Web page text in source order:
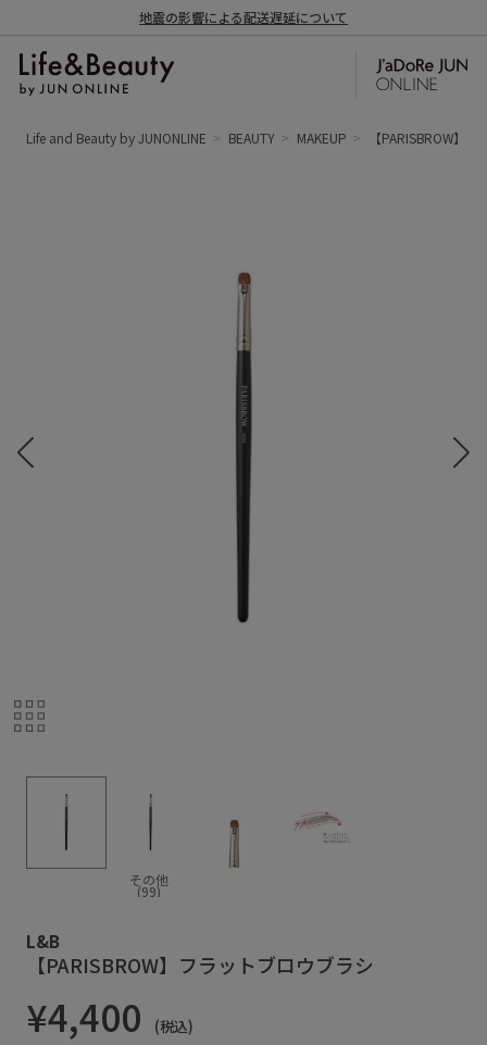
地震の影響による配送遅延について
Life and Beauty by JUNONLINE BEAUTY MAKEUP 【PARISBROW】
その他
(99)
L&B
【PARISBROW】フラットブロウブラシ
¥4,400 (税込)